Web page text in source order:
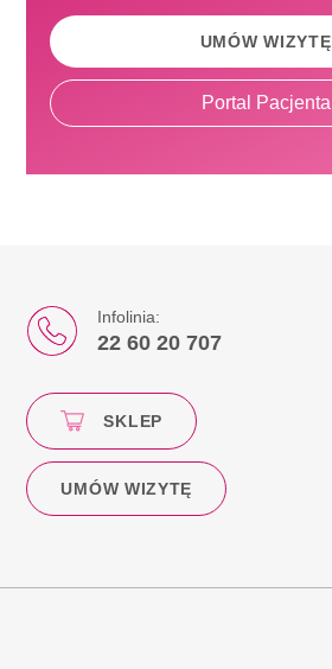
UMÓW WIZYTĘ
Portal Pacjenta
Infolinia:
22 60 20 707
SKLEP
UMÓW WIZYTĘ